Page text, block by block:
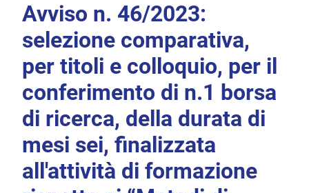
Avviso n. 46/2023:
selezione comparativa,
per titoli e colloquio, per il
conferimento di n.1 borsa
di ricerca, della durata di
mesi sei, finalizzata
all'attività di formazione